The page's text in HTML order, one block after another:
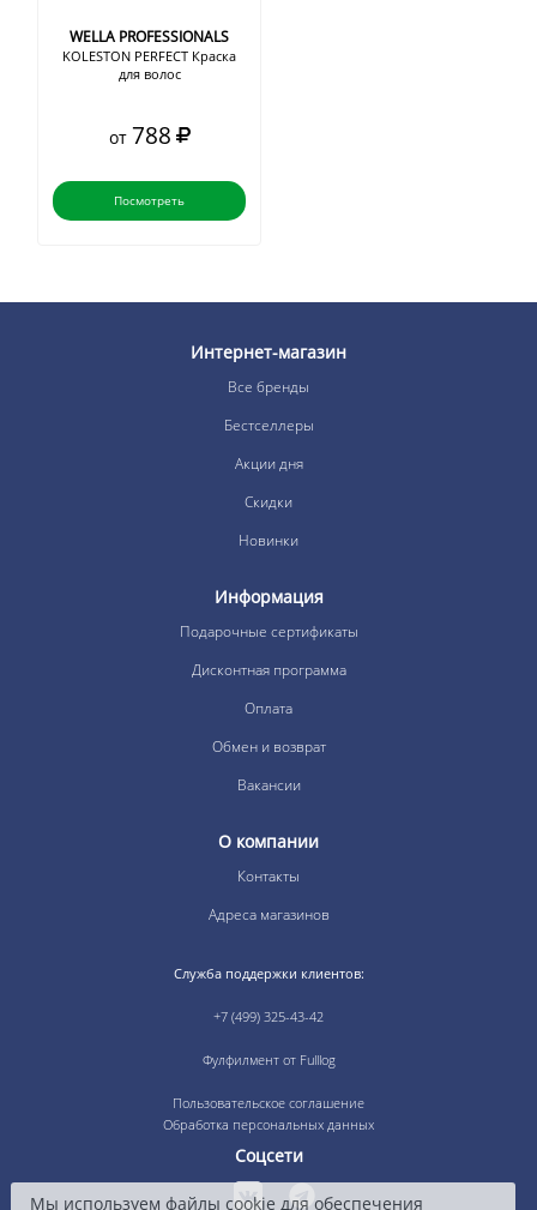
WELLA PROFESSIONALS
KOLESTON PERFECT Краска
для волос
от 788
Посмотреть
Интернет-магазин
Все бренды
Бестселлеры
Акции дня
Скидки
Новинки
Информация
Подарочные сертификаты
Дисконтная программа
Оплата
Обмен и возврат
Вакансии
О компании
Контакты
Адреса магазинов
Служба поддержки клиентов:
+7 (499) 325-43-42
Фулфилмент от Fulllog
Пользовательское соглашение
Обработка персональных данных
Соцсети
Мы используем файлы cookie для обеспечения